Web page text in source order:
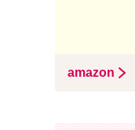
amazon